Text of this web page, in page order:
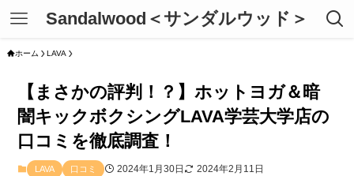
Sandalwood＜サンダルウッド＞
ホーム LAVA
【まさかの評判！？】ホットヨガ＆暗
闇キックボクシングLAVA学芸大学店の
口コミを徹底調査！
LAVA 口コミ 2024年1月30日 2024年2月11日